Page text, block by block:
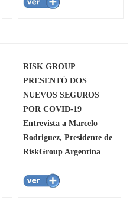
RISK GROUP
PRESENTÓ DOS
NUEVOS SEGUROS
POR COVID-19
Entrevista a Marcelo
Rodriguez, Presidente de
RiskGroup Argentina